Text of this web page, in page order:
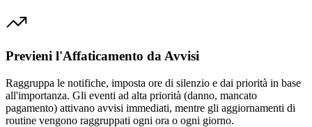
Previeni l'Affaticamento da Avvisi
Raggruppa le notifiche, imposta ore di silenzio e dai priorità in base
all'importanza. Gli eventi ad alta priorità (danno, mancato
pagamento) attivano avvisi immediati, mentre gli aggiornamenti di
routine vengono raggruppati ogni ora o ogni giorno.